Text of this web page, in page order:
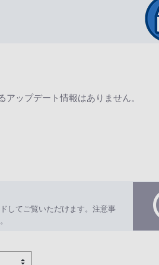
ップデート情報はありません。
してご覧いただけます。注意事